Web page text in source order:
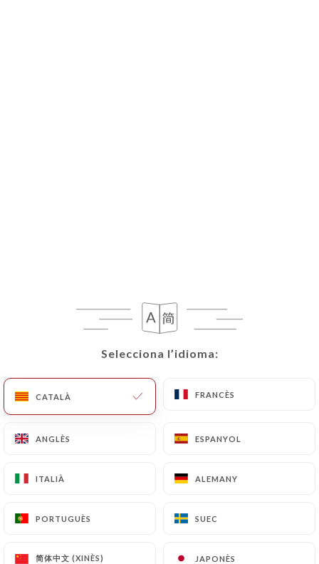
Selecciona l’idioma:
CATALÀ FRANCÈS
ANGLÈS ESPANYOL
ITALIÀ ALEMANY
PORTUGUÈS SUEC
简体中文 (XINÈS) JAPONÈS
Selecciona l’idioma:
CATALÀ FRANCÈS
ANGLÈS ESPANYOL
ITALIÀ ALEMANY
PORTUGUÈS SUEC
简体中文 (XINÈS) JAPONÈS